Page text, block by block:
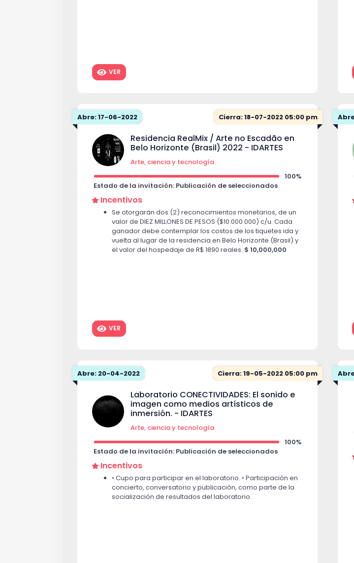
VER
Abre: 17-06-2022 Cierra: 18-07-2022 05:00 pm
Residencia RealMix / Arte no Escadão en
Belo Horizonte (Brasil) 2022 - IDARTES
Arte, ciencia y tecnología
100%
Estado de la invitación: Publicación de seleccionados
Incentivos
Se otorgarán dos (2) reconocimientos monetarios, de un
valor de DIEZ MILLONES DE PESOS ($10.000.000) c/u. Cada
ganador debe contemplar los costos de los tiquetes ida y
vuelta al lugar de la residencia en Belo Horizonte (Brasil) y
el valor del hospedaje de R$ 1890 reales. $ 10,000,000
VER
Abre: 20-04-2022 Cierra: 19-05-2022 05:00 pm
Laboratorio CONECTIVIDADES: El sonido e
imagen como medios artísticos de
inmersión. - IDARTES
Arte, ciencia y tecnología
100%
Estado de la invitación: Publicación de seleccionados
Incentivos
• Cupo para participar en el laboratorio. • Participación en
concierto, conversatorio y publicación, como parte de la
socialización de resultados del laboratorio.